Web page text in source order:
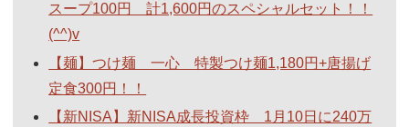
スープ100円 計1,600円のスペシャルセット！！
(^^)v
【麺】つけ麺 一心 特製つけ麺1,180円+唐揚げ
定食300円！！
【新NISA】新NISA成長投資枠 1月10日に240万